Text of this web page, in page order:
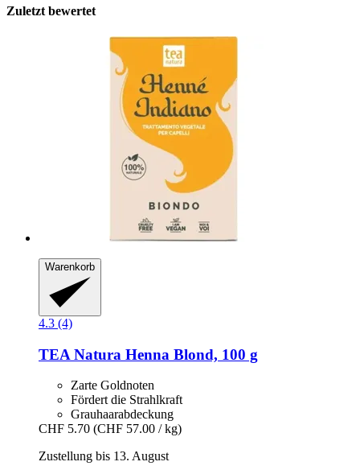
Zuletzt bewertet
Warenkorb
4.3 (4)
TEA Natura Henna Blond, 100 g
Zarte Goldnoten
Fördert die Strahlkraft
Grauhaarabdeckung
CHF 5.70 (CHF 57.00 / kg)
Zustellung bis 13. August